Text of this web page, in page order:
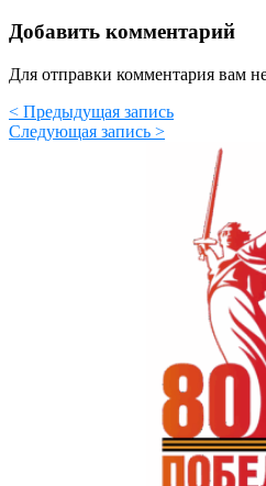
Добавить комментарий
Для отправки комментария вам
< Предыдущая запись
Следующая запись >